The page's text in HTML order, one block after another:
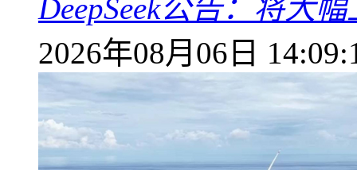
DeepSeek公告：将大
2026年08月06日